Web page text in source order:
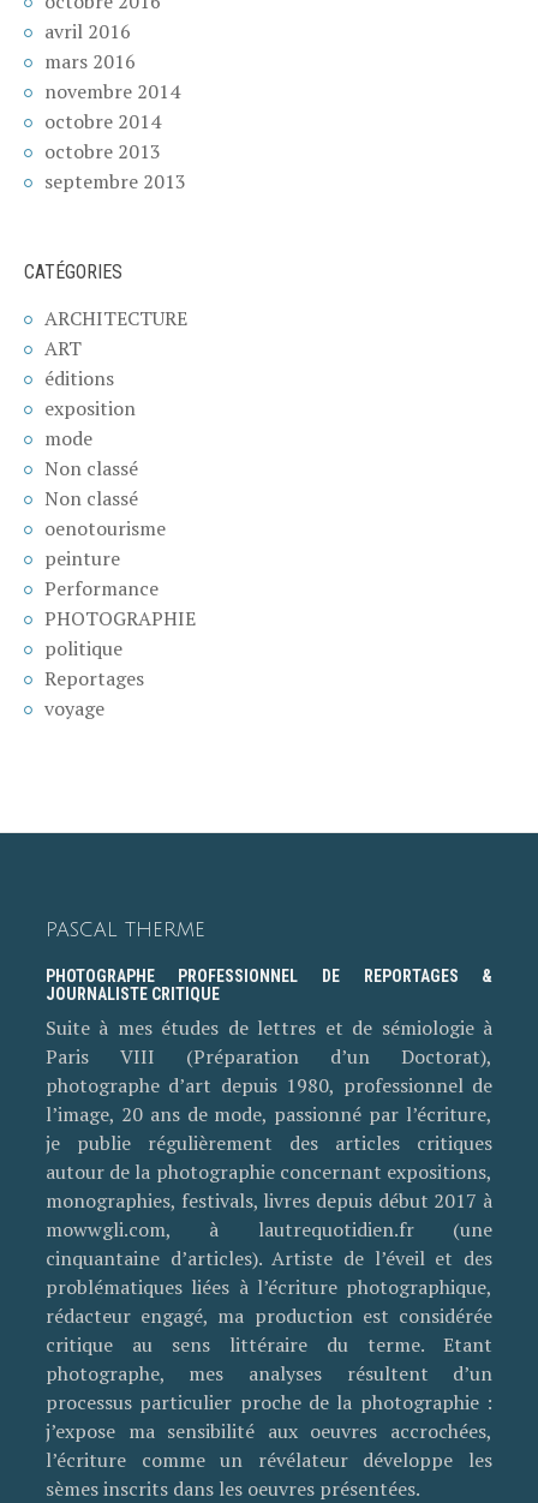
avril 2016
mars 2016
novembre 2014
octobre 2014
octobre 2013
septembre 2013
CATÉGORIES
ARCHITECTURE
ART
éditions
exposition
mode
Non classé
Non classé
oenotourisme
peinture
Performance
PHOTOGRAPHIE
politique
Reportages
voyage
PASCAL THERME
PHOTOGRAPHE PROFESSIONNEL DE REPORTAGES &
JOURNALISTE CRITIQUE
Suite à mes études de lettres et de sémiologie à
Paris VIII (Préparation d’un Doctorat),
photographe d’art depuis 1980, professionnel de
l’image, 20 ans de mode, passionné par l’écriture,
je publie régulièrement des articles critiques
autour de la photographie concernant expositions,
monographies, festivals, livres depuis début 2017 à
mowwgli.com, à lautrequotidien.fr (une
cinquantaine d’articles). Artiste de l’éveil et des
problématiques liées à l’écriture photographique,
rédacteur engagé, ma production est considérée
critique au sens littéraire du terme. Etant
photographe, mes analyses résultent d’un
processus particulier proche de la photographie :
j’expose ma sensibilité aux oeuvres accrochées,
l’écriture comme un révélateur développe les
sèmes inscrits dans les oeuvres présentées.